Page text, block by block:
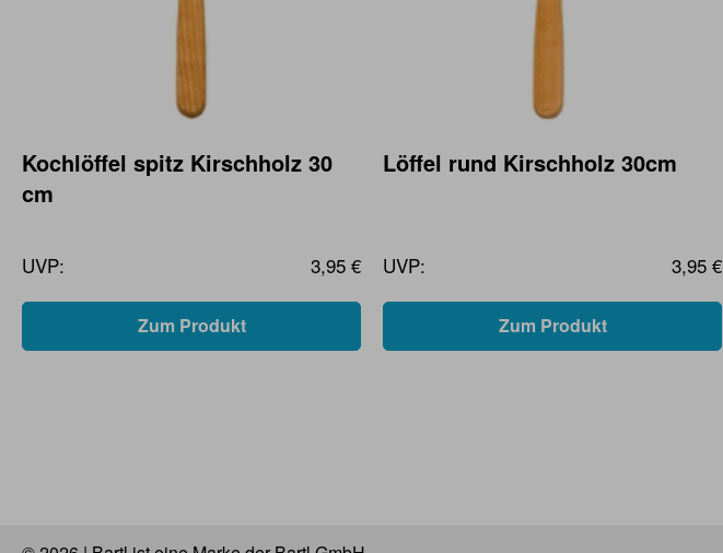
Kochlöffel spitz Kirschholz 30
cm
UVP: 3,95 €
Zum Produkt
Löffel rund Kirschholz 30cm
UVP: 3,95 €
Zum Produkt